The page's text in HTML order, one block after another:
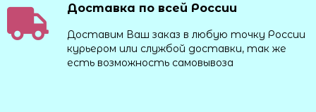
Доставка по всей России
Доставим Ваш заказ в любую точку России
курьером или службой доставки, так же
есть возможность самовывоза